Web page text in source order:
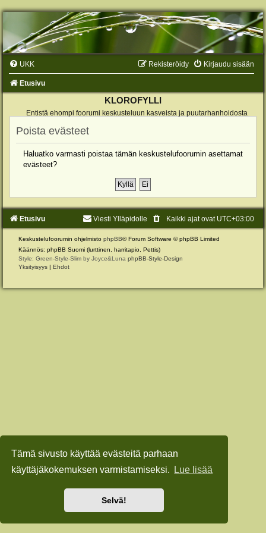
Tämä sivusto käyttää evästeitä parhaan
käyttäjäkokemuksen varmistamiseksi.
Lue lisää
Selvä!
UKK Kirjaudu sisään
Rekisteröidy
Etusivu
KLOROFYLLI
Entistä ehompi foorumi keskusteluun kasveista ja puutarhanhoidosta
Poista evästeet
Haluatko varmasti poistaa tämän keskustelufoorumin asettamat
evästeet?
Etusivu Kaikki ajat ovat UTC+03:00
Viesti Ylläpidolle
Keskustelufoorumin ohjelmisto phpBB® Forum Software © phpBB Limited
Käännös: phpBB Suomi (lurttinen, harritapio, Pettis)
Style: Green-Style-Slim by Joyce&Luna phpBB-Style-Design
Yksityisyys | Ehdot